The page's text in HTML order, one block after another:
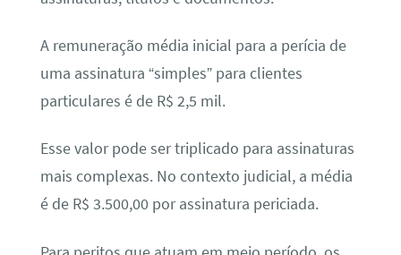
A remuneração média inicial para a perícia de
uma assinatura “simples” para clientes
particulares é de R$ 2,5 mil.
Esse valor pode ser triplicado para assinaturas
mais complexas. No contexto judicial, a média
é de R$ 3.500,00 por assinatura periciada.